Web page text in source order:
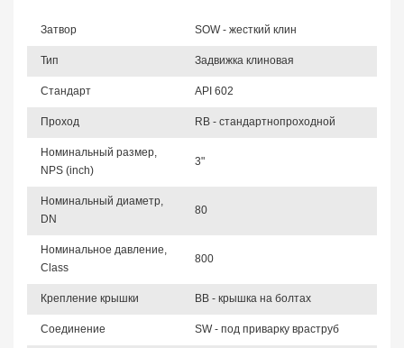
Затвор SOW - жесткий клин
Тип Задвижка клиновая
Стандарт API 602
Проход RB - стандартнопроходной
Номинальный размер,
NPS (inch)
3"
Номинальный диаметр,
DN
80
Номинальное давление,
Class
800
Крепление крышки BB - крышка на болтах
Соединение SW - под приварку враструб